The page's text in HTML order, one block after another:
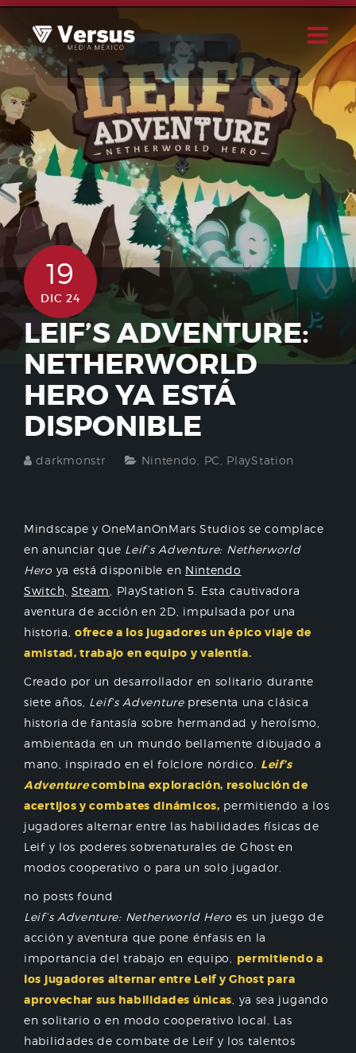
Skip
to
content
Buscar
Usuario
19
DIC 24
LEIF’S ADVENTURE:
NETHERWORLD
HERO YA ESTÁ
DISPONIBLE
darkmonstr Nintendo PC PlayStation
Mindscape y OneManOnMars Studios se complace
en anunciar que Leif’s Adventure: Netherworld
Hero ya está disponible en Nintendo
Switch, Steam
, PlayStation 5. Esta cautivadora
aventura de acción en 2D, impulsada por una
historia, ofrece a los jugadores un épico viaje de
amistad, trabajo en equipo y valentía.
Creado por un desarrollador en solitario durante
siete años, Leif’s Adventurepresenta una clásica
historia de fantasía sobre hermandad y heroísmo,
ambientada en un mundo bellamente dibujado a
mano, inspirado en el folclore nórdico. Leif’s
Adventurecombina exploración, resolución de
acertijos y combates dinámicos, permitiendo a los
jugadores alternar entre las habilidades físicas de
Leif y los poderes sobrenaturales de Ghost en
modos cooperativo o para un solo jugador.
no posts found
Leif’s Adventure: Netherworld Hero es un juego de
acción y aventura que pone énfasis en la
importancia del trabajo en equipo, permitiendo a
los jugadores alternar entre Leif y Ghost para
aprovechar sus habilidades únicas , ya sea jugando
en solitario o en modo cooperativo local. Las
habilidades de combate de Leif y los talentos